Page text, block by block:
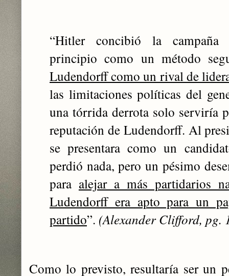
“Hitler concibió la campaña
principio como un método
Ludendorff como un rival de
las limitaciones políticas del
una tórrida derrota solo serviría
reputación de Ludendorff. Al
se presentara como un
perdió nada, pero un pésimo
para alejar a más partidarios
Ludendorff era apto para un
partido”. (Alexander Clifford, pg.
Como lo previsto, resultaría ser un